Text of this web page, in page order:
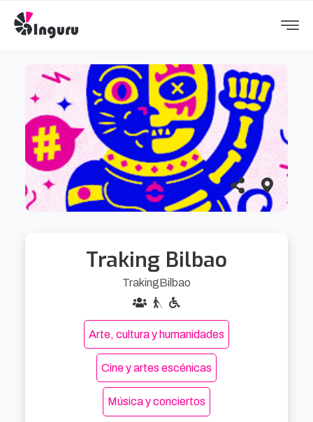
Traking Bilbao
TrakingBilbao
Arte, cultura y humanidades
Cine y artes escénicas
Música y conciertos